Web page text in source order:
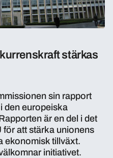
stärkas
sin rapport
den europeiska
är en del i det
för att stärka unionens
ekonomisk tillväxt.
initiativet.